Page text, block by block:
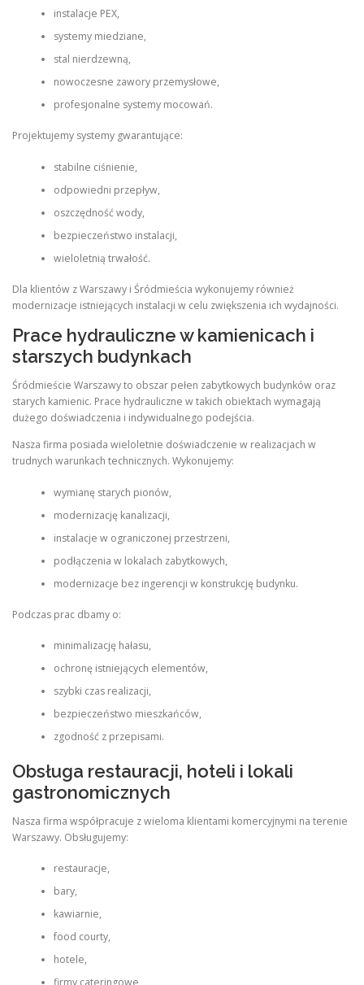
instalacje PEX,
systemy miedziane,
stal nierdzewną,
nowoczesne zawory przemysłowe,
profesjonalne systemy mocowań.
Projektujemy systemy gwarantujące:
stabilne ciśnienie,
odpowiedni przepływ,
oszczędność wody,
bezpieczeństwo instalacji,
wieloletnią trwałość.
Dla klientów z Warszawy i Śródmieścia wykonujemy również
modernizacje istniejących instalacji w celu zwiększenia ich wydajności.
Prace hydrauliczne w kamienicach i
starszych budynkach
Śródmieście Warszawy to obszar pełen zabytkowych budynków oraz
starych kamienic. Prace hydrauliczne w takich obiektach wymagają
dużego doświadczenia i indywidualnego podejścia.
Nasza firma posiada wieloletnie doświadczenie w realizacjach w
trudnych warunkach technicznych. Wykonujemy:
wymianę starych pionów,
modernizację kanalizacji,
instalacje w ograniczonej przestrzeni,
podłączenia w lokalach zabytkowych,
modernizacje bez ingerencji w konstrukcję budynku.
Podczas prac dbamy o:
minimalizację hałasu,
ochronę istniejących elementów,
szybki czas realizacji,
bezpieczeństwo mieszkańców,
zgodność z przepisami.
Obsługa restauracji, hoteli i lokali
gastronomicznych
Nasza firma współpracuje z wieloma klientami komercyjnymi na terenie
Warszawy. Obsługujemy:
restauracje,
bary,
kawiarnie,
food courty,
hotele,